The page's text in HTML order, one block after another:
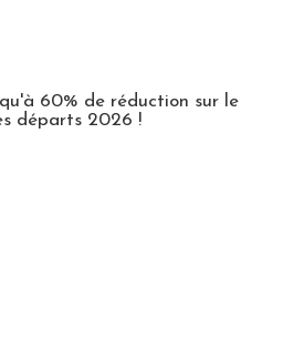
60% de réduction sur le
départs 2026 !